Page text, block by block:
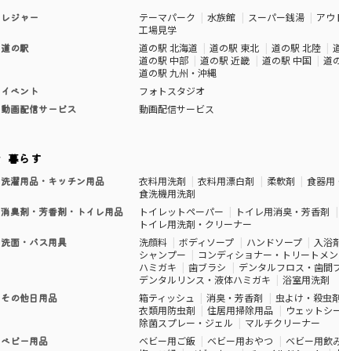
レジャー テーマパーク 水族館 スーパー銭湯
アウ
工場見学
道の駅
道の駅 北海道 道の駅 東北 道の駅 北陸
道の駅 中部
道の駅 近畿 道の駅 中国
道
道の駅 九州・沖縄
イベント
フォトスタジオ
動画配信サービス
動画配信サービス
暮らす
洗濯用品・キッチン用品 衣料用洗剤 衣料用漂白剤 柔軟剤
食器用
食洗機用洗剤
消臭剤・芳香剤・トイレ用品
トイレットペーパー
トイレ用消臭・芳香剤
トイレ用洗剤・クリーナー
洗面・バス用具
洗顔料 ボディソープ ハンドソープ
入浴
シャンプー
コンディショナー・トリートメン
ハミガキ
歯ブラシ
デンタルフロス・歯間
デンタルリンス・液体ハミガキ
浴室用洗剤
その他日用品
箱ティッシュ 消臭・芳香剤
虫よけ・殺虫
衣類用防虫剤
住居用掃除用品
ウェットシ
除菌スプレー・ジェル
マルチクリーナー
ベビー用品
ベビー用ご飯 ベビー用おやつ
ベビー用飲